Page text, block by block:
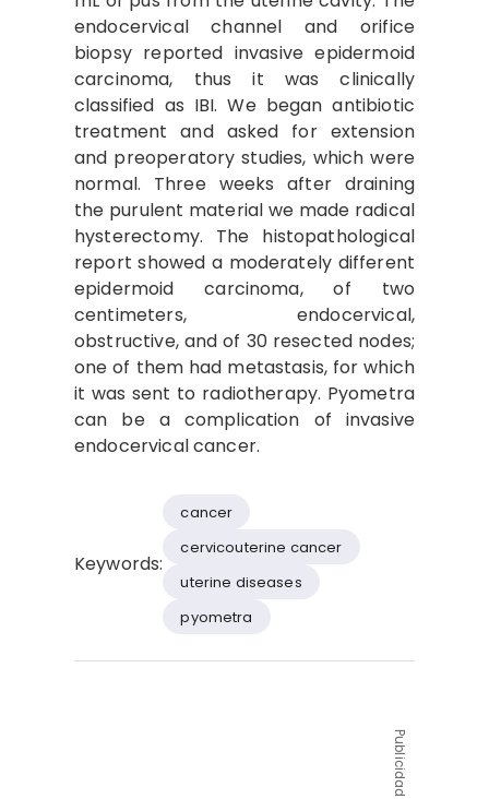
endocervical channel and orifice
biopsy reported invasive epidermoid
carcinoma, thus it was clinically
classified as IBI. We began antibiotic
treatment and asked for extension
and preoperatory studies, which were
normal. Three weeks after draining
the purulent material we made radical
hysterectomy. The histopathological
report showed a moderately different
epidermoid carcinoma, of two
centimeters, endocervical,
obstructive, and of 30 resected nodes;
one of them had metastasis, for which
it was sent to radiotherapy. Pyometra
can be a complication of invasive
endocervical cancer.
Keywords:
cancer
cervicouterine cancer
uterine diseases
pyometra
Publicidad